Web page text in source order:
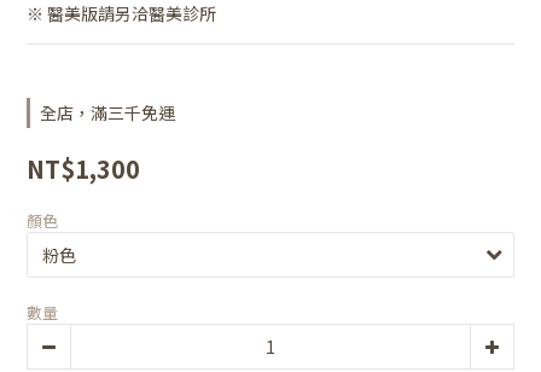
※ 醫美版請另洽醫美診所
全店，滿三千免運
NT$1,300
顏色
數量